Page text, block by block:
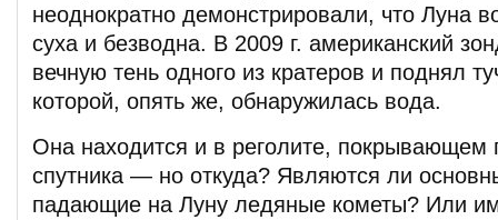
неоднократно демонстрировали, что Луна
суха и безводна. В 2009 г. американский
вечную тень одного из кратеров и поднял
которой, опять же, обнаружилась вода.
Она находится и в реголите, покрывающем
спутника — но откуда? Являются ли
падающие на Луну ледяные кометы? Или